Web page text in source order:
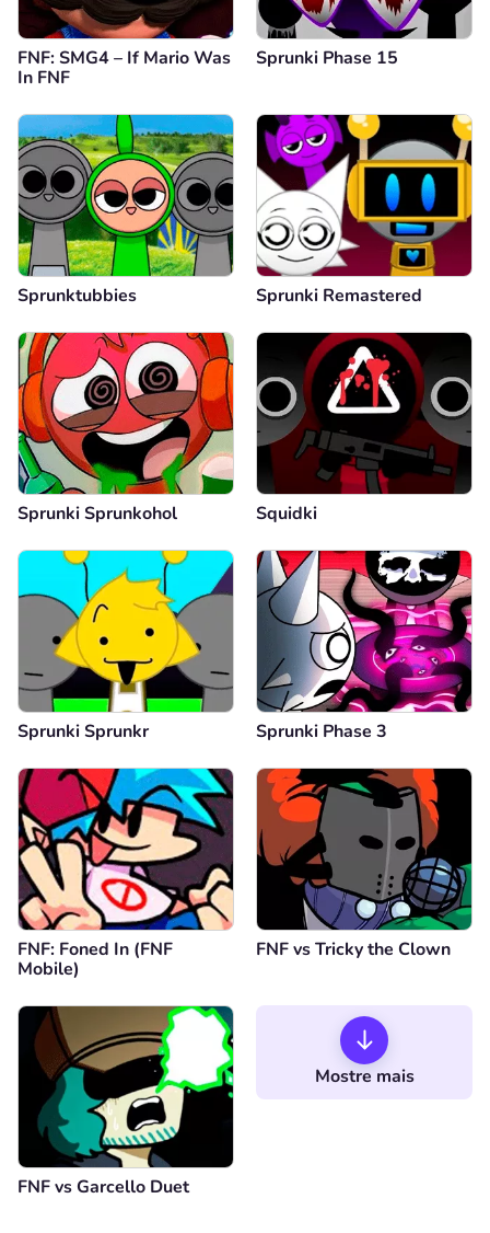
FNF: SMG4 – If Mario Was
In FNF
Sprunki Phase 15
Sprunktubbies Sprunki Remastered
Sprunki Sprunkohol Squidki
Sprunki Sprunkr Sprunki Phase 3
FNF: Foned In (FNF
Mobile)
FNF vs Tricky the Clown
FNF vs Garcello Duet
Mostre mais